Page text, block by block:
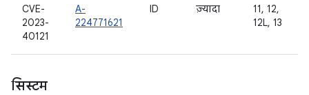
CVE-
2023-
40121
A-
224771621
ID ज़्यादा
11, 12,
12L, 13
सिस्टम